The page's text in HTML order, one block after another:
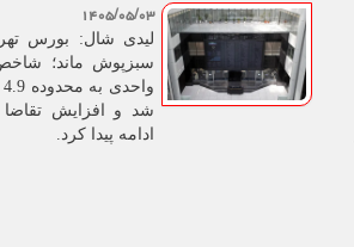
۱۴۰۵/۰۵/۰۳
لیدی شال: بورس
شد و افزایش تقاضا
ادامه پیدا کرد.